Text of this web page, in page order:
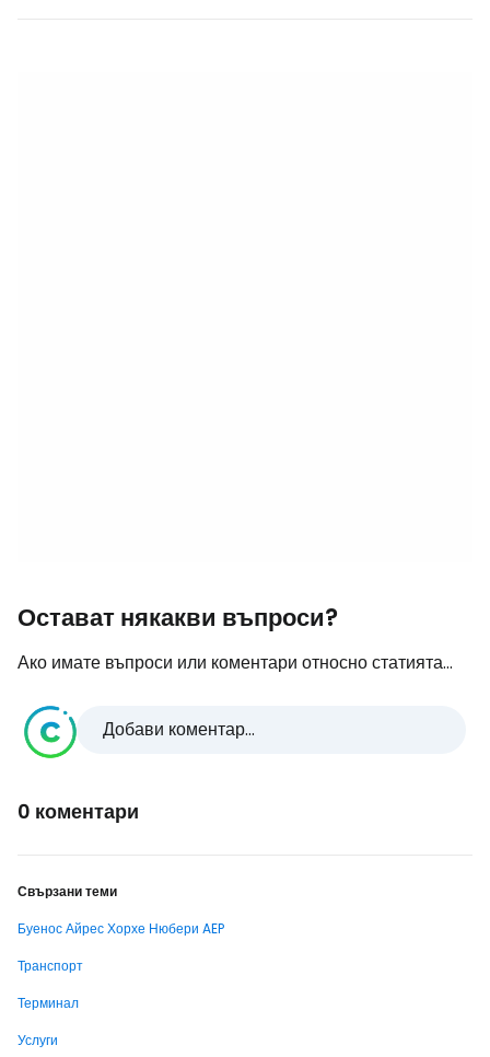
Остават някакви въпроси?
Ако имате въпроси или коментари относно статията...
Добави коментар...
0 коментари
Свързани теми
Буенос Айрес Хорхе Нюбери AEP
Транспорт
Терминал
Услуги